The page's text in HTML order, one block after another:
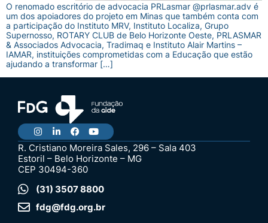
O renomado escritório de advocacia PRLasmar @prlasmar.adv é
um dos apoiadores do projeto em Minas que também conta com
a participação do Instituto MRV, Instituto Localiza, Grupo
Supernosso, ROTARY CLUB de Belo Horizonte Oeste, PRLASMAR
& Associados Advocacia, Tradimaq e Instituto Alair Martins –
IAMAR, instituições comprometidas com a Educação que estão
ajudando a transformar […]
R. Cristiano Moreira Sales, 296 – Sala 403
Estoril – Belo Horizonte – MG
CEP 30494-360
(31) 3507 8800
fdg@fdg.org.br